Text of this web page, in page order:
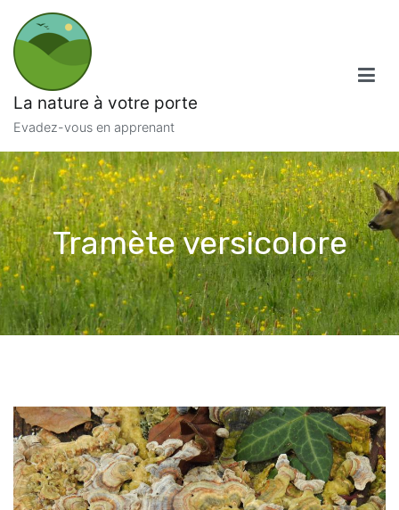
contenu
La nature à votre porte
Evadez-vous en apprenant
Tramète versicolore